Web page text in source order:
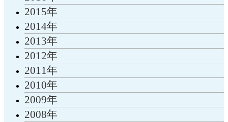
2015年
2014年
2013年
2012年
2011年
2010年
2009年
2008年